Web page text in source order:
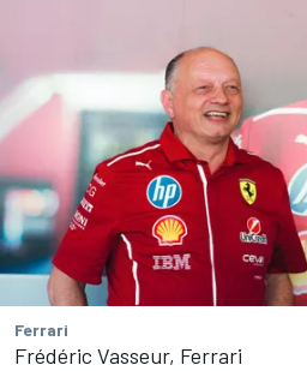
Ferrari
Frédéric Vasseur, Ferrari